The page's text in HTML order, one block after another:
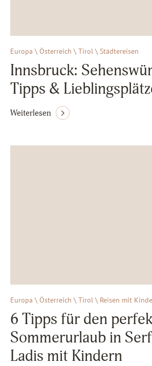
Europa \ Österreich \ Tirol \ Städtereisen
Innsbruck:
Tipps &
Weiterlesen
Europa \ Österreich \ Tirol \ Reisen mit
6 Tipps für den
Sommerurlaub in
Ladis mit Kindern